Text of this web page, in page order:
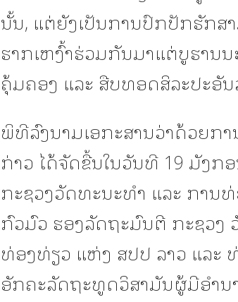
ນັ້ນ, ແຕ່ຍັງເປັນການປົກປັກຮັກ
ຮາກເຫງົ້າຮ່ວມກັນມາແຕ່ບູຮານ
ຄຸ້ມຄອງ ແລະ ສືບທອດສິລະປະອັ
ພິທີລົງນາມເອກະສານວ່າດ້ວຍກ
ກ່າວ ໄດ້ຈັດຂື້ນໃນວັນທີ 19 ມັງກ
ກະຊວງວັດທະນະທຳ ແລະ ການ
ກົວມົວ ຮອງລັດຖະມົນຕີ ກະຊວງ
ທ່ອງທ່ຽວ ແຫ່ງ ສປປ ລາວ ແລະ
ອັກຄະລັດຖະທູດວິສາມັນຜູ້ມີອຳນ